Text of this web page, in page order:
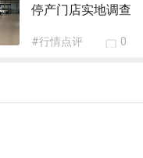
停产门店实地调查
#行情点评 0